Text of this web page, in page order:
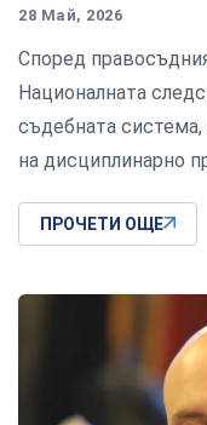
28 Май, 2026
Според
Националната
съдебната
на дисциплинарно
ПРОЧЕТИ ОЩЕ